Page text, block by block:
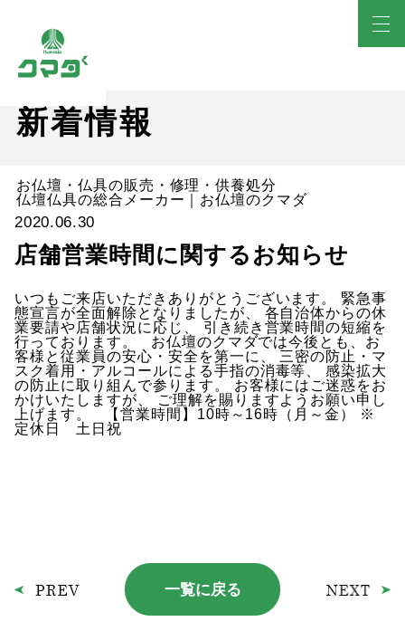
新着情報
お仏壇・仏具の販売・修理・供養処分
仏壇仏具の総合メーカー｜お仏壇のクマダ
2020.06.30
店舗営業時間に関するお知らせ
いつもご来店いただきありがとうございます。 緊急事
態宣言が全面解除となりましたが、 各自治体からの休
業要請や店舗状況に応じ、 引き続き営業時間の短縮を
行っております。 お仏壇のクマダでは今後とも、お
客様と従業員の安心・安全を第一に、 三密の防止・マ
スク着用・アルコールによる手指の消毒等、 感染拡大
の防止に取り組んで参ります。 お客様にはご迷惑をお
かけいたしますが、 ご理解を賜りますようお願い申し
上げます。 【営業時間】10時～16時（月～金） ※
定休日 土日祝
一覧に戻る